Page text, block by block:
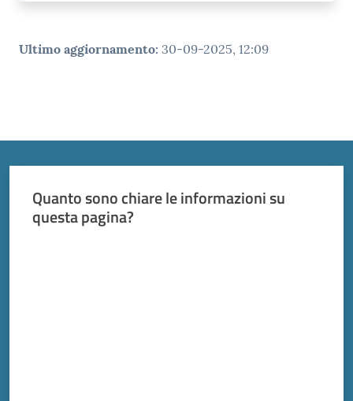
Ultimo aggiornamento: 30-09-2025, 12:09
Quanto sono chiare le informazioni su
questa pagina?